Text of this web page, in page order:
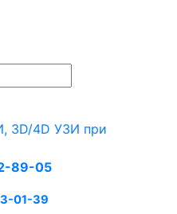
3D/4D УЗИ при
89-05
01-39